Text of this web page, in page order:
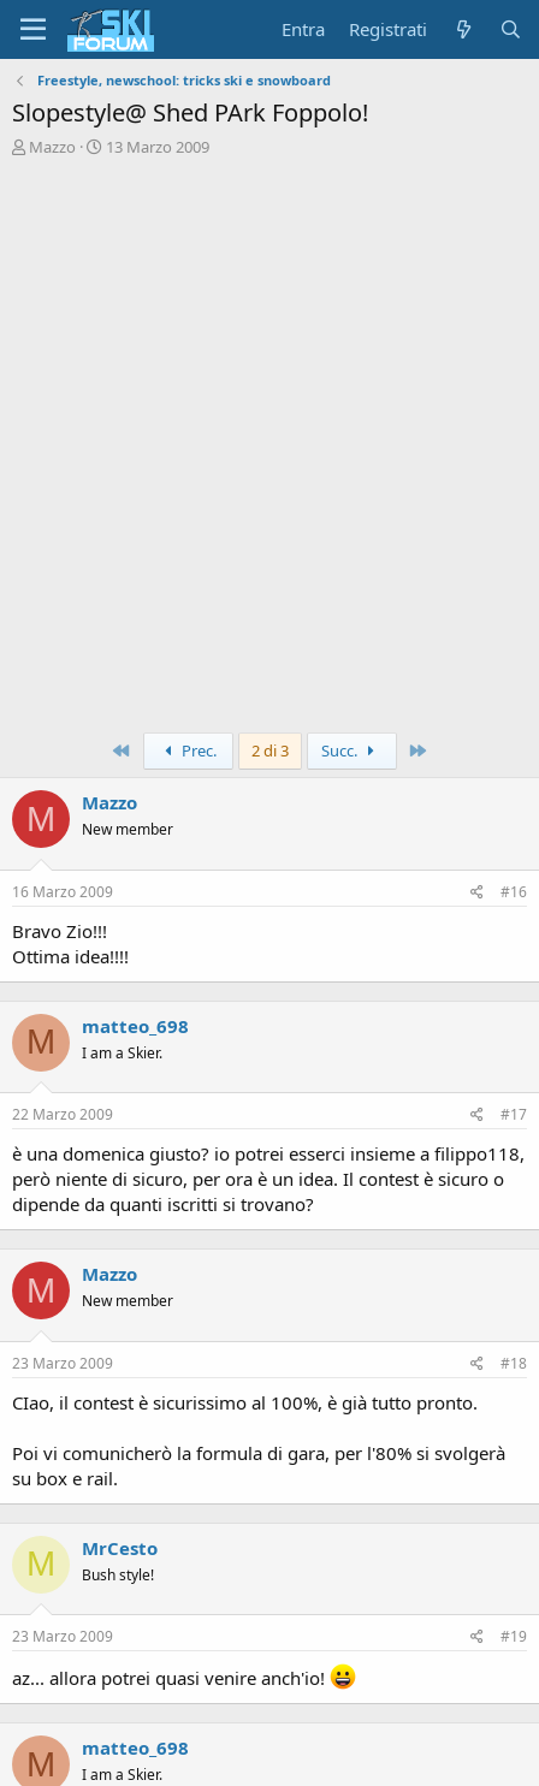
Entra Registrati
Freestyle, newschool: tricks ski e snowboard
Slopestyle@ Shed PArk Foppolo!
A
Mazzo
D13 Marzo 2009
Primo Prec. 2 di 3 Succ.
M Mazzo
New member
16 Marzo 2009 #16
Bravo Zio!!!
Ottima idea!!!!
M matteo_698
I am a Skier.
22 Marzo 2009 #17
è una domenica giusto? io potrei esserci insieme a filippo118,
però niente di sicuro, per ora è un idea. Il contest è sicuro o
dipende da quanti iscritti si trovano?
M Mazzo
New member
23 Marzo 2009 #18
CIao, il contest è sicurissimo al 100%, è già tutto pronto.
Poi vi comunicherò la formula di gara, per l'80% si svolgerà
su box e rail.
M MrCesto
Bush style!
23 Marzo 2009 #19
az... allora potrei quasi venire anch'io!
M matteo_698
I am a Skier.